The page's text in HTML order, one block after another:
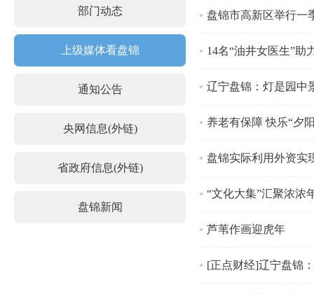
部门动态
上级媒体看盘锦
通知公告
央网信息(外链)
省政府信息(外链)
盘锦新闻
盘锦市高新区举行一
14名“油井女医生”助
辽宁盘锦：灯是园中
养老有保障 快乐“夕
盘锦实际利用外资实
“文化大集”汇聚浓浓
芦苇作画迎虎年
[正点财经]辽宁盘锦